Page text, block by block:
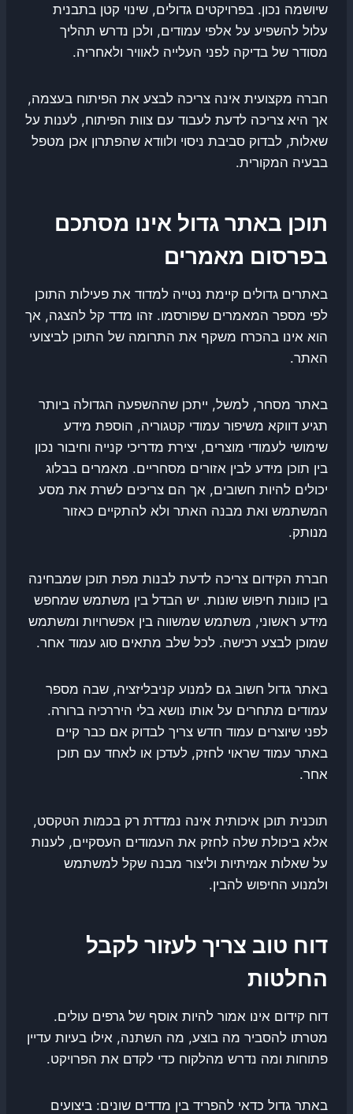
שיושמה נכון. בפרויקטים גדולים, שינוי קטן בתבנית
עלול להשפיע על אלפי עמודים, ולכן נדרש תהליך
מסודר של בדיקה לפני העלייה לאוויר ולאחריה.
חברה מקצועית אינה צריכה לבצע את הפיתוח בעצמה,
אך היא צריכה לדעת לעבוד עם צוות הפיתוח, לענות על
שאלות, לבדוק סביבת ניסוי ולוודא שהפתרון אכן מטפל
בבעיה המקורית.
תוכן באתר גדול אינו מסתכם
בפרסום מאמרים
באתרים גדולים קיימת נטייה למדוד את פעילות התוכן
לפי מספר המאמרים שפורסמו. זהו מדד קל להצגה, אך
הוא אינו בהכרח משקף את התרומה של התוכן לביצועי
האתר.
באתר מסחר, למשל, ייתכן שההשפעה הגדולה ביותר
תגיע דווקא משיפור עמודי קטגוריה, הוספת מידע
שימושי לעמודי מוצרים, יצירת מדריכי קנייה וחיבור נכון
בין תוכן מידע לבין אזורים מסחריים. מאמרים בבלוג
יכולים להיות חשובים, אך הם צריכים לשרת את מסע
המשתמש ואת מבנה האתר ולא להתקיים כאזור
מנותק.
חברת הקידום צריכה לדעת לבנות מפת תוכן שמבחינה
בין כוונות חיפוש שונות. יש הבדל בין משתמש שמחפש
מידע ראשוני, משתמש שמשווה בין אפשרויות ומשתמש
שמוכן לבצע רכישה. לכל שלב מתאים סוג עמוד אחר.
באתר גדול חשוב גם למנוע קניבליזציה, שבה מספר
עמודים מתחרים על אותו נושא בלי היררכיה ברורה.
לפני שיוצרים עמוד חדש צריך לבדוק אם כבר קיים
באתר עמוד שראוי לחזק, לעדכן או לאחד עם תוכן
אחר.
תוכנית תוכן איכותית אינה נמדדת רק בכמות הטקסט,
אלא ביכולת שלה לחזק את העמודים העסקיים, לענות
על שאלות אמיתיות וליצור מבנה שקל למשתמש
ולמנוע החיפוש להבין.
דוח טוב צריך לעזור לקבל
החלטות
דוח קידום אינו אמור להיות אוסף של גרפים עולים.
מטרתו להסביר מה בוצע, מה השתנה, אילו בעיות עדיין
פתוחות ומה נדרש מהלקוח כדי לקדם את הפרויקט.
באתר גדול כדאי להפריד בין מדדים שונים: ביצועים